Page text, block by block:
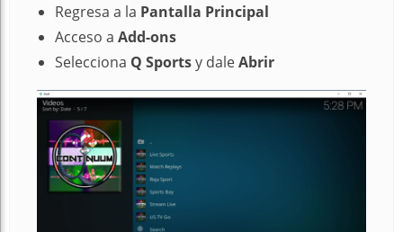
Regresa a la Pantalla Principal
Acceso a Add-ons
Selecciona Q Sportsy daleAbrir